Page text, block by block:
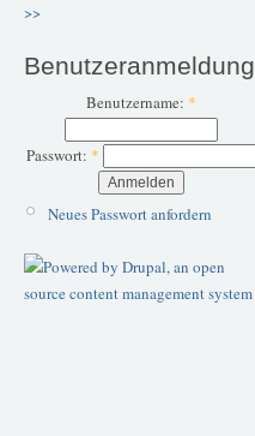
>>
Benutzeranmeldung
Benutzername: *
Passwort: *
Neues Passwort anfordern